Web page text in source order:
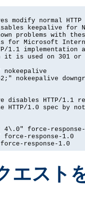
modify normal HTTP
keepalive for
problems with
for Microsoft
1.1 implementation
it is used on 301
nokeepalive
nokeepalive
HTTP/1.1
1.0 spec by
4\.0" force-
force-response-1.0
response-1.0
エスト